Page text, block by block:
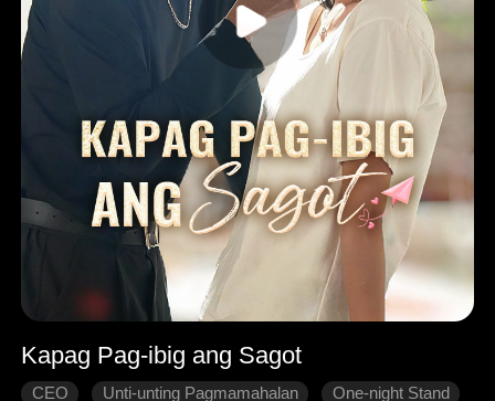
Kapag Pag-ibig ang Sagot
CEO Unti-unting Pagmamahalan
One-night Stand